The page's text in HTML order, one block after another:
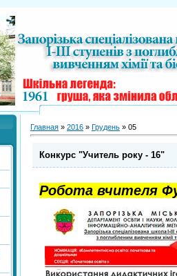
Главная » 2016 » Грудень » 05
Конкурс "Учитель року - 16"
Робота вчителя